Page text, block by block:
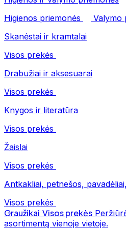
Higienos priemonės
Valymo
Skanėstai ir kramtalai
Visos prekės
Drabužiai ir aksesuarai
Visos prekės
Knygos ir literatūra
Visos prekės
Žaislai
Visos prekės
Antkakliai, petnešos,
Visos prekės
Graužikai Visos prekės
asortimentą vienoje vietoje.